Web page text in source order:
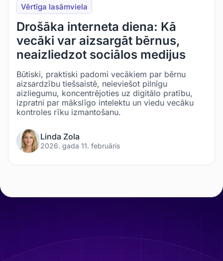
Vērtīga lasāmviela
Drošāka interneta diena: Kā
vecāki var aizsargāt bērnus,
neaizliedzot sociālos medijus
Būtiski, praktiski padomi vecākiem par bērnu
aizsardzību tiešsaistē, neieviešot pilnīgu
aizliegumu, koncentrējoties uz digitālo pratību,
izpratni par mākslīgo intelektu un viedu vecāku
kontroles rīku izmantošanu.
Linda Zola
2026. gada 11. februāris